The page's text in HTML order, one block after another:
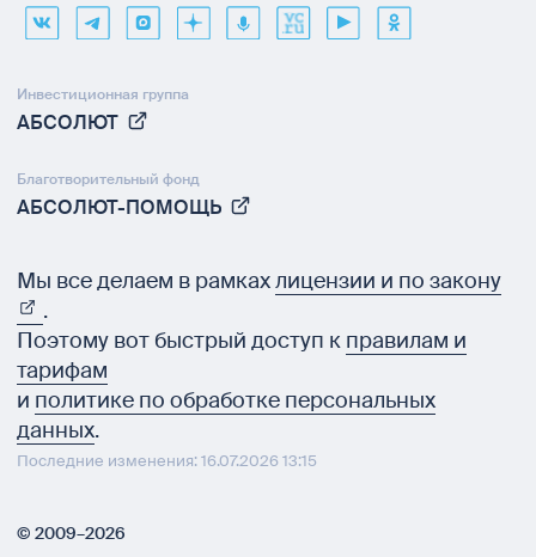
Инвестиционная группа
АБСОЛЮТ
Благотворительный фонд
АБСОЛЮТ-ПОМОЩЬ
Мы все делаем в рамкахлицензии и по закону
.
Поэтому вот быстрый доступ к правилам и
тарифам
и политике по обработке персональных
данных.
Последние изменения: 16.07.2026 13:15
© 2009–2026